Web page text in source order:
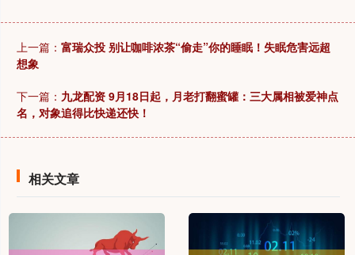
上一篇： 富瑞众投 别让咖啡浓茶“偷走”你的睡眠！失眠危害远超
想象
下一篇： 九龙配资 9月18日起，月老打翻蜜罐：三大属相被爱神点
名，对象追得比快递还快！
相关文章